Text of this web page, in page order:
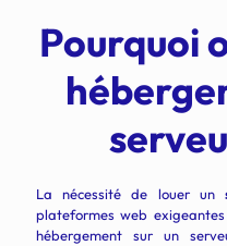
Pourquoi
La nécessité de louer un
plateformes web
hébergement sur un